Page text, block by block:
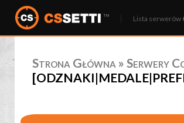
Lista serwerów
Strona Główna » Serwery